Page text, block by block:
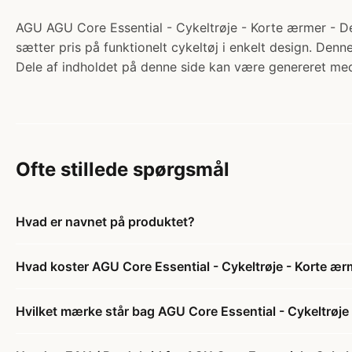
AGU AGU Core Essential - Cykeltrøje - Korte ærmer -
sætter pris på funktionelt cykeltøj i enkelt design.
Dele af indholdet på denne side kan være genereret
Ofte stillede spørgsmål
Hvad er navnet på produktet?
Hvad koster AGU Core Essential - Cykeltrøje - Korte
Hvilket mærke står bag AGU Core Essential -